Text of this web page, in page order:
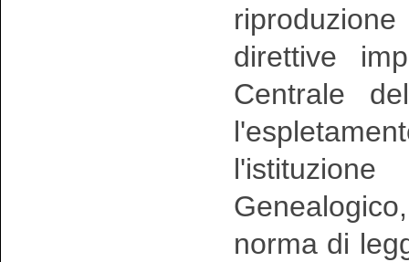
direttive
Centrale
norma di